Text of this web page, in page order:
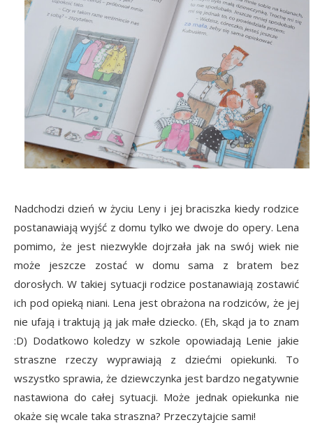
Nadchodzi dzień w życiu Leny i jej braciszka kiedy rodzice
postanawiają wyjść z domu tylko we dwoje do opery. Lena
pomimo, że jest niezwykle dojrzała jak na swój wiek nie
może jeszcze zostać w domu sama z bratem bez
dorosłych. W takiej sytuacji rodzice postanawiają zostawić
ich pod opieką niani. Lena jest obrażona na rodziców, że jej
nie ufają i traktują ją jak małe dziecko. (Eh, skąd ja to znam
:D) Dodatkowo koledzy w szkole opowiadają Lenie jakie
straszne rzeczy wyprawiają z dziećmi opiekunki. To
wszystko sprawia, że dziewczynka jest bardzo negatywnie
nastawiona do całej sytuacji. Może jednak opiekunka nie
okaże się wcale taka straszna? Przeczytajcie sami!